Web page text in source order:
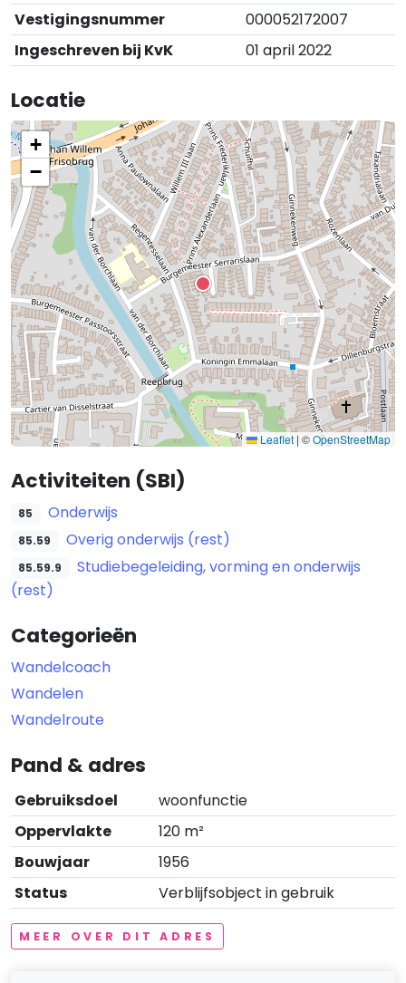
Vestigingsnummer
000052172007
Ingeschreven bij KvK
01 april 2022
Locatie
+
−
Leaflet | ©OpenStreetMap
Activiteiten (SBI)
85 Onderwijs
85.59 Overig onderwijs (rest)
85.59.9
Studiebegeleiding, vorming en onderwijs
(rest)
Categorieën
Wandelcoach
Wandelen
Wandelroute
Pand & adres
Gebruiksdoel
woonfunctie
Oppervlakte
120 m²
Bouwjaar
1956
Status
Verblijfsobject in gebruik
MEER OVER DIT ADRES